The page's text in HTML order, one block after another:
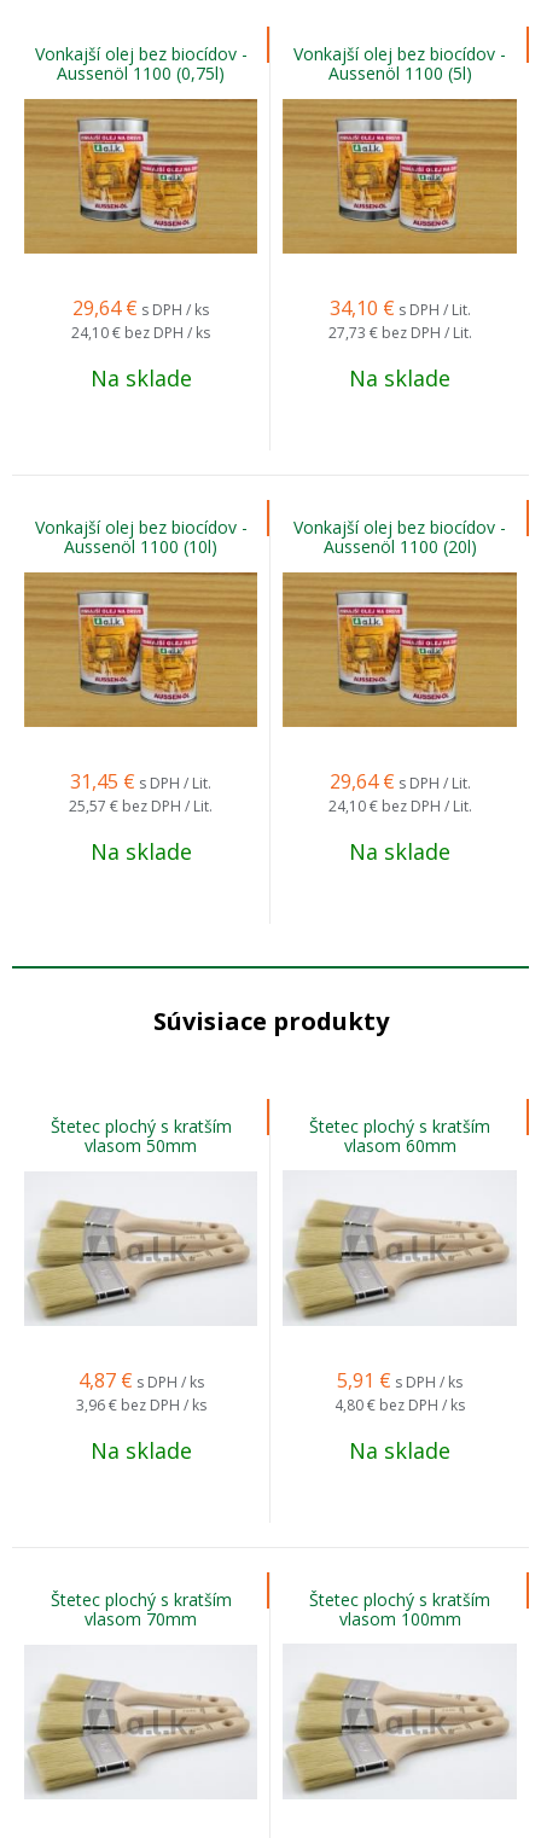
Vonkajší olej bez biocídov -
Aussenöl 1100 (0,75l)
29,64 € s DPH / ks
24,10 € bez DPH / ks
Na sklade
Vonkajší olej bez biocídov -
Aussenöl 1100 (5l)
34,10 € s DPH / Lit.
27,73 € bez DPH / Lit.
Na sklade
Vonkajší olej bez biocídov -
Aussenöl 1100 (10l)
31,45 € s DPH / Lit.
25,57 € bez DPH / Lit.
Na sklade
Vonkajší olej bez biocídov -
Aussenöl 1100 (20l)
29,64 € s DPH / Lit.
24,10 € bez DPH / Lit.
Na sklade
Súvisiace produkty
Štetec plochý s kratším
vlasom 50mm
4,87 € s DPH / ks
3,96 € bez DPH / ks
Na sklade
Štetec plochý s kratším
vlasom 60mm
5,91 € s DPH / ks
4,80 € bez DPH / ks
Na sklade
Štetec plochý s kratším
vlasom 70mm
Štetec plochý s kratším
vlasom 100mm